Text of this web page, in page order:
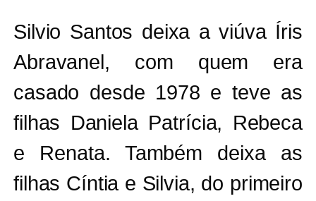
Silvio Santos deixa a viúva Íris
Abravanel, com quem era
casado desde 1978 e teve as
filhas Daniela Patrícia, Rebeca
e Renata. Também deixa as
filhas Cíntia e Silvia, do primeiro